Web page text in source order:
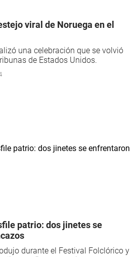
viral de Noruega en el
una celebración que se volvió
de Estados Unidos.
patrio: dos jinetes se
durante el Festival Folclórico y